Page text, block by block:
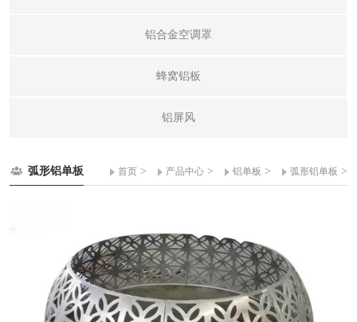
铝合金空调罩
蜂窝铝板
铝屏风
弧形铝单板 首页 > 产品中心 > 铝单板 > 弧形铝单板 >